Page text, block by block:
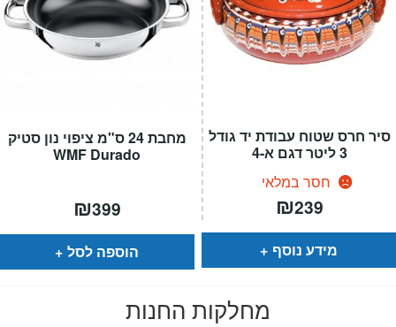
מחבת 24 ס"מ ציפוי נון סטיק
WMF Durado
₪399
הוספה לסל
סיר חרס שטוח עבודת יד גודל
3 ליטר דגם א-4
חסר במלאי
₪239
מידע נוסף
מחלקות החנות